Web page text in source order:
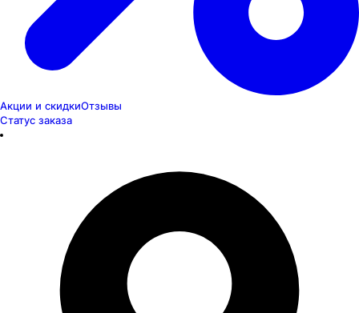
Акции и скидкиОтзывы
Статус заказа